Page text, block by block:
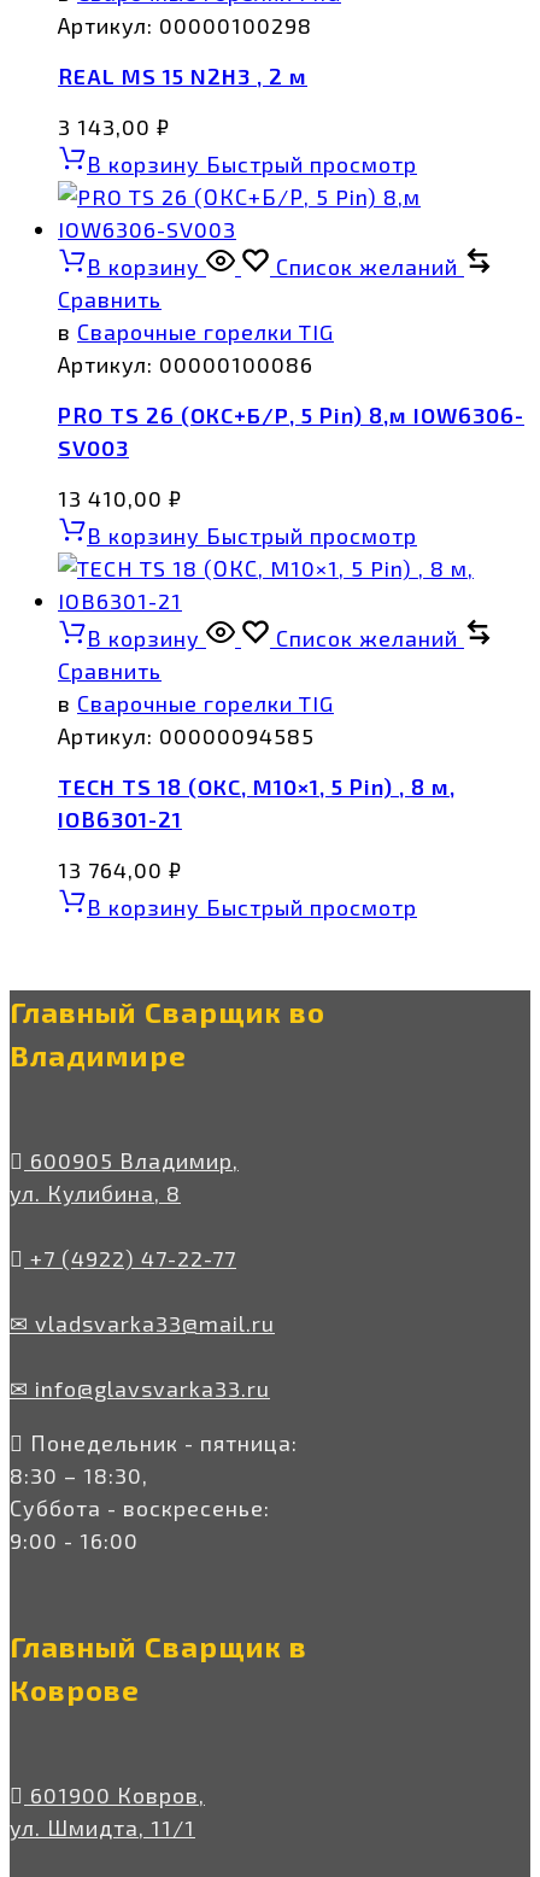
Артикул: 00000100298
REAL MS 15 N2H3 , 2 м
3 143,00 ₽
В корзину Быстрый просмотр
В корзину
Список желаний
Сравнить
в Сварочные горелки TIG
Артикул: 00000100086
PRO TS 26 (ОКС+Б/Р, 5 Pin) 8,м IOW6306-
SV003
13 410,00 ₽
В корзину Быстрый просмотр
В корзину
Список желаний
Сравнить
в Сварочные горелки TIG
Артикул: 00000094585
TECH TS 18 (ОКС, M10×1, 5 Pin) , 8 м,
IOB6301-21
13 764,00 ₽
В корзину Быстрый просмотр
Главный Сварщик во
Владимире
600905 Владимир,
ул. Кулибина, 8
+7 (4922) 47-22-77
✉ vladsvarka33@mail.ru
✉ info@glavsvarka33.ru
Понедельник - пятница:
8:30 – 18:30,
Суббота - воскресенье:
9:00 - 16:00
Главный Сварщик в
Коврове
601900 Ковров,
ул. Шмидта, 11/1